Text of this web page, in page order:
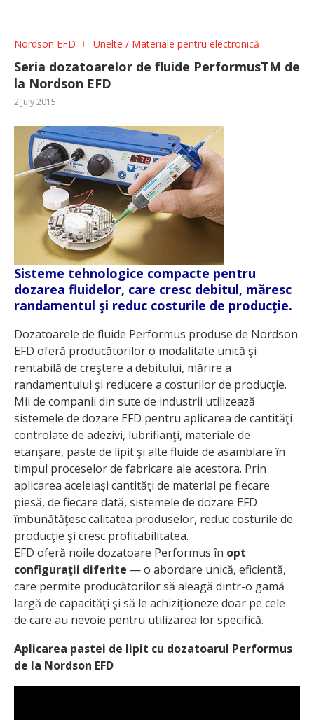
Nordson EFD Unelte / Materiale pentru electronică
Seria dozatoarelor de fluide PerformusTM de
la Nordson EFD
2 July 2015
Sisteme tehnologice compacte pentru
dozarea fluidelor, care cresc debitul, măresc
randamentul şi reduc costurile de producţie.
Dozatoarele de fluide Performus produse de Nordson
EFD oferă producătorilor o modalitate unică şi
rentabilă de creştere a debitului, mărire a
randamentului şi reducere a costurilor de producţie.
Mii de companii din sute de industrii utilizează
sistemele de dozare EFD pentru aplicarea de cantităţi
controlate de adezivi, lubrifianţi, materiale de
etanşare, paste de lipit şi alte fluide de asamblare în
timpul proceselor de fabricare ale acestora. Prin
aplicarea aceleiaşi cantităţi de material pe fiecare
piesă, de fiecare dată, sistemele de dozare EFD
îmbunătăţesc calitatea produselor, reduc costurile de
producţie şi cresc profitabilitatea.
EFD oferă noile dozatoare Performus în opt
configuraţii diferite — o abordare unică, eficientă,
care permite producătorilor să aleagă dintr-o gamă
largă de capacităţi şi să le achiziţioneze doar pe cele
de care au nevoie pentru utilizarea lor specifică.
Aplicarea pastei de lipit cu dozatoarul Performus
de la Nordson EFD